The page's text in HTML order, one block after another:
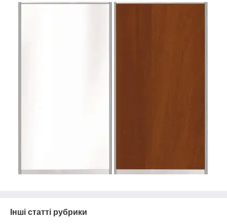
Інші статті рубрики